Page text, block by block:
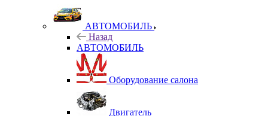
АВТОМОБИЛЬ
Назад
АВТОМОБИЛЬ
Оборудование салона
Двигатель